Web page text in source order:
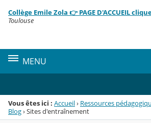
Menu de la rubrique
Contenu
Collège Emile Zola 👉 PAGE D'ACCUEIL
Toulouse
MENU
Vous êtes ici : Accueil› Ressources
Blog›Sites d'entraînement